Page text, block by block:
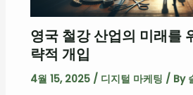
영국 철강 산업의 미래를
략적 개입
4월 15, 2025 / 디지털 마케팅 / By